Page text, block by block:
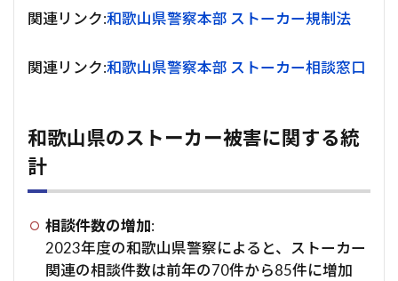
関連リンク:和歌山県警察本部 ストーカー規制法
関連リンク:和歌山県警察本部 ストーカー相談窓口
和歌山県のストーカー被害に関する統
計
相談件数の増加:
2023年度の和歌山県警察によると、ストーカー
関連の相談件数は前年の70件から85件に増加